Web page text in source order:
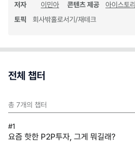
저자 이민아 콘텐츠 제공 아이스토리
토픽
회사밖홀로서기/재테크
전체 챕터
총 7개의 챕터
#1
요즘 핫한 P2P투자, 그게 뭐길래?